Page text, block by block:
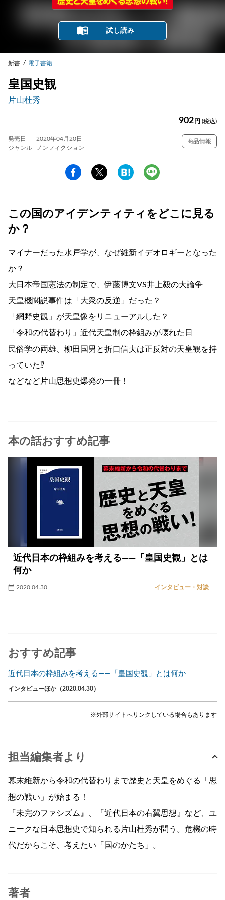
試し読み
新書 電子書籍
皇国史観
片山杜秀
902 円 (税込)
発売日
2020年04月20日
ジャンル
ノンフィクション
商品情報
この国のアイデンティティをどこに見る
か？
マイナーだった水戸学が、なぜ維新イデオロギーとなった
か？
大日本帝国憲法の制定で、伊藤博文VS井上毅の大論争
天皇機関説事件は「大衆の反逆」だった？
「網野史観」が天皇像をリニューアルした？
「令和の代替わり」近代天皇制の枠組みが壊れた日
民俗学の両雄、柳田国男と折口信夫は正反対の天皇観を持
っていた⁉
などなど片山思想史爆発の一冊！
本の話おすすめ記事
近代日本の枠組みを考える――「皇国史観」とは
何か
2020.04.30 インタビュー・対談
おすすめ記事
近代日本の枠組みを考える――「皇国史観」とは何か
インタビューほか（2020.04.30）
※外部サイトへリンクしている場合もあります
担当編集者より
幕末維新から令和の代替わりまで歴史と天皇をめぐる「思
想の戦い」が始まる！
『未完のファシズム』、『近代日本の右翼思想』など、ユ
ニークな日本思想史で知られる片山杜秀が問う。危機の時
代だからこそ、考えたい「国のかたち」。
著者